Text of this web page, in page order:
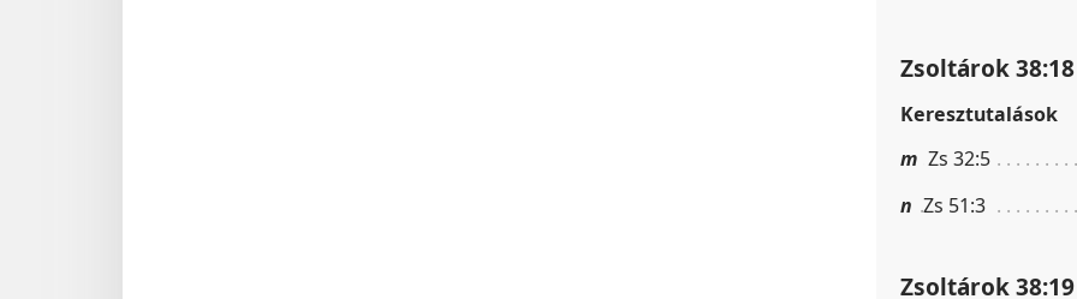
Zsoltárok 38:18
Keresztutalások
m Zs 32:5
n Zs 51:3
Zsoltárok 38:19